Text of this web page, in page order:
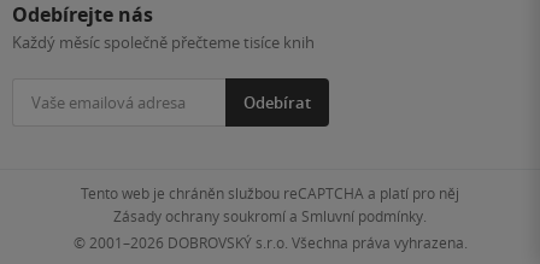
Odebírejte nás
Každý měsíc společně přečteme tisíce knih
Odebírat
Tento web je chráněn službou reCAPTCHA a platí pro něj
Zásady ochrany soukromía Smluvní podmínky
© 2001–2026 DOBROVSKÝ s.r.o. Všechna práva vyhrazena.